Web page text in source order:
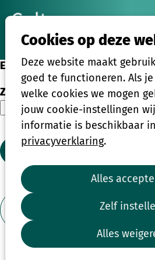
Cookies op deze
Deze website maakt
goed te functioneren. Als
welke cookies we mogen
jouw cookie-instellingen
informatie is beschikbaar
privacyverklaring.
Alles
Zelf
Alles
Eenmalige activiteiten
Zoeken
Zoeken
2 3 4